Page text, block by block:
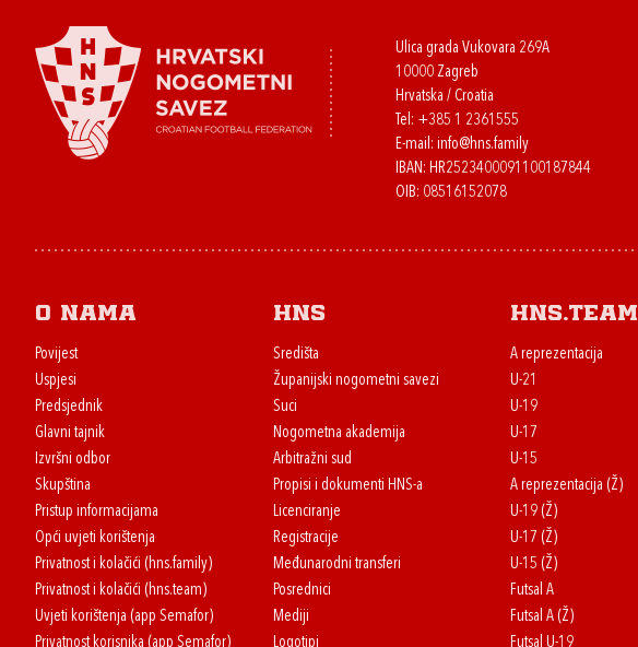
Ulica grada Vukovara 269A
10000 Zagreb
Hrvatska / Croatia
Tel: +385 1 2361555
E-mail: info@hns.family
IBAN: HR2523400091100187844
OIB: 08516152078
O nama
Povijest
Uspjesi
Predsjednik
Glavni tajnik
Izvršni odbor
Skupština
Pristup informacijama
Opći uvjeti korištenja
Privatnost i kolačići (hns.family)
Privatnost i kolačići (hns.team)
Uvjeti korištenja (app Semafor)
Privatnost korisnika (app Semafor)
HNS
Središta
Županijski nogometni savezi
Suci
Nogometna akademija
Arbitražni sud
Propisi i dokumenti HNS-a
Licenciranje
Registracije
Međunarodni transferi
Posrednici
Mediji
Logotipi
HNS.team
A reprezentacija
U-21
U-19
U-17
U-15
A reprezentacija (Ž)
U-19 (Ž)
U-17 (Ž)
U-15 (Ž)
Futsal A
Futsal A (Ž)
Futsal U-19